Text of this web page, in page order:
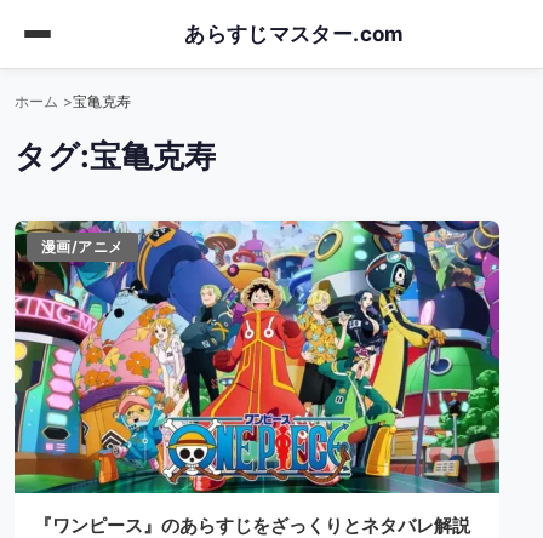
あらすじマスター.com
ホーム 宝亀克寿
タグ:宝亀克寿
漫画/アニメ
『ワンピース』のあらすじをざっくりとネタバレ解説